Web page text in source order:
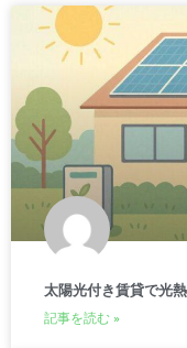
太陽光付き賃貸で光
記事を読む »